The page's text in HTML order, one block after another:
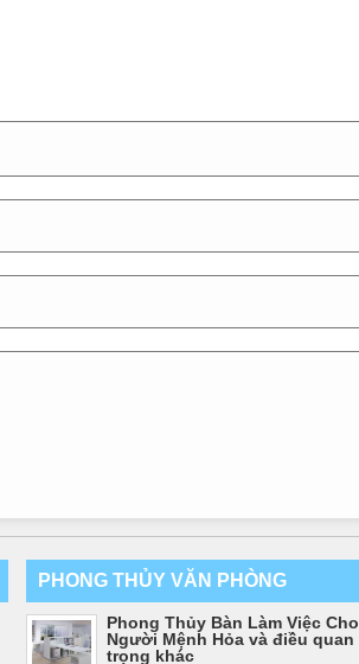
PHONG THỦY VĂN PHÒNG
Phong Thủy Bàn Làm Việc Cho
Người Mệnh Hỏa và điều quan
trọng khác